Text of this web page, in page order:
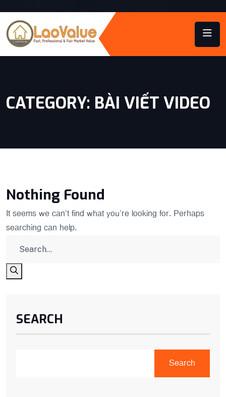
CATEGORY: BÀI VIẾT VIDEO
Nothing Found
It seems we can’t find what you’re looking for. Perhaps
searching can help.
SEARCH
Search